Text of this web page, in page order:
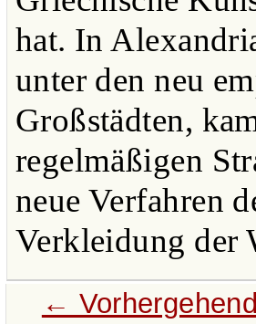
hat. In
unter den neu
Großstädten,
regelmäßigen
neue Verfahren
Verkleidung der
←